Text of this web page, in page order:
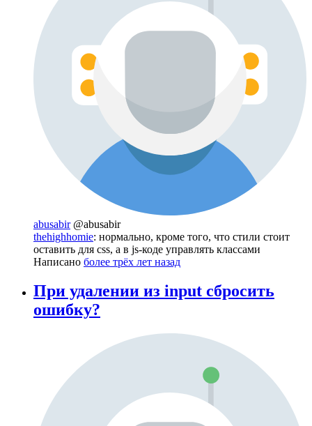
abusabir @abusabir
thehighhomie: нормально, кроме того, что стили стоит
оставить для css, а в js-коде управлять классами
Написано более трёх лет назад
При удалении из input сбросить
ошибку?